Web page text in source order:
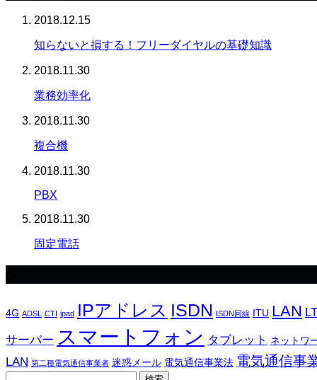
2018.12.15
知らないと損する！フリーダイヤルの基礎知識
2018.11.30
業務効率化
2018.11.30
複合機
2018.11.30
PBX
2018.11.30
固定電話
4G ADSL CTI ipad IPアドレス ISDN ISDN回線 ITU LAN
サーバー スマートフォン タブレット ネットワ
LAN 第二種電気通信事業者 迷惑メール 電気通信事業法 電気通信事